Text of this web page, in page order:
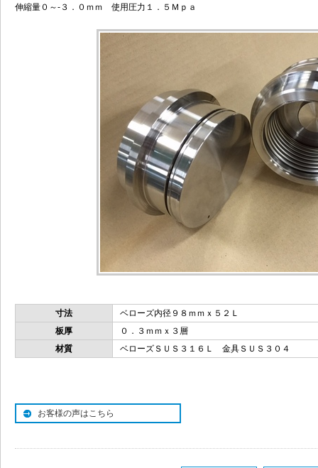
伸縮量０～-３．０ｍｍ 使用圧力１．５Ｍｐａ
寸法
ベローズ内径９８ｍｍｘ５２Ｌ
板厚
０．３ｍｍｘ３層
材質
ベローズＳＵＳ３１６Ｌ 金具ＳＵＳ３０４
お客様の声はこちら